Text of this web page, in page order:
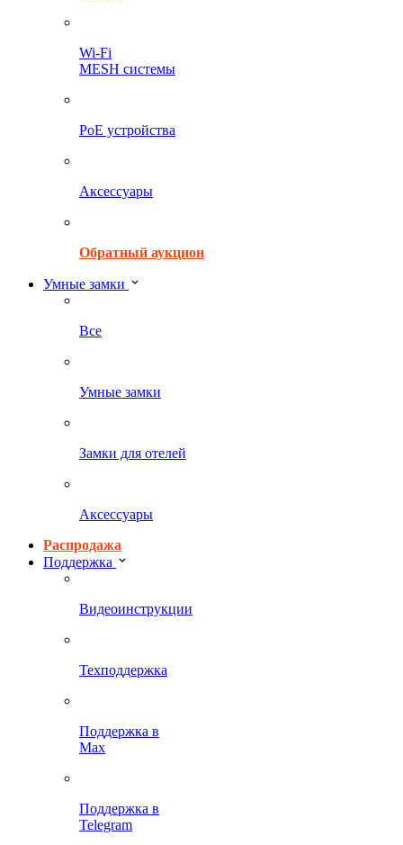
Wi-Fi
MESH системы
PoE устройства
Аксессуары
Обратный аукцион
Умные замки
Все
Умные замки
Замки для отелей
Аксессуары
Распродажа
Поддержка
Видеоинструкции
Техподдержка
Поддержка в
Max
Поддержка в
Telegram